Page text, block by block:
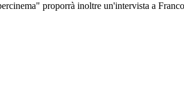
proporrà inoltre un'intervista a